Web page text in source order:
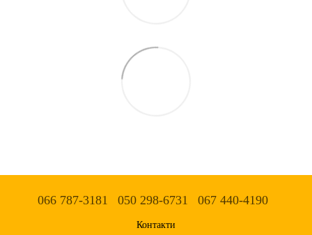
066 787-3181 050 298-6731 067 440-4190
Контакти